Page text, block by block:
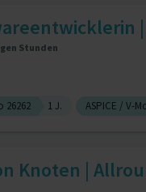
Stunden
26262 1 J. ASPICE / V-
Knoten |